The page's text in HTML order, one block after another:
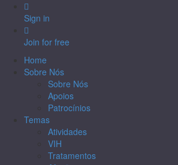
Sign in
Join for free
Home
Sobre Nós
Sobre Nós
Apoios
Patrocínios
Temas
Atividades
VIH
Tratamentos